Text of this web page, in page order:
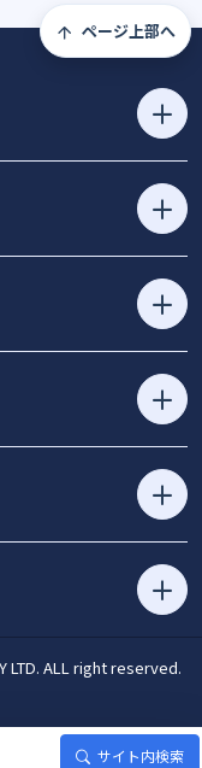
サイト内検索
ページ上部へ
LTD. ALL right reserved.